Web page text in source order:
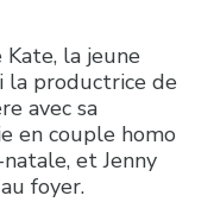
la jeune
la productrice de
avec sa
en couple homo
et Jenny
foyer.